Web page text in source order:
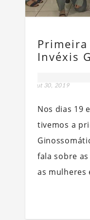
Invéxis
out 30, 2019
Nos dias 19
tivemos a
fala sobre
as mulheres